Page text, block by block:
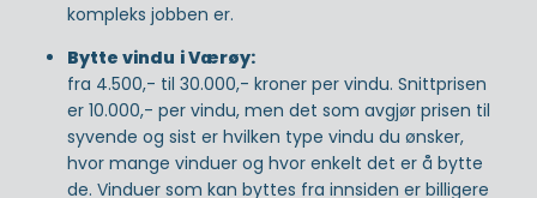
kompleks jobben er.
Bytte vindu i Værøy:
fra 4.500,- til 30.000,- kroner per vindu. Snittprisen
er 10.000,- per vindu, men det som avgjør prisen til
syvende og sist er hvilken type vindu du ønsker,
hvor mange vinduer og hvor enkelt det er å bytte
de. Vinduer som kan byttes fra innsiden er billigere